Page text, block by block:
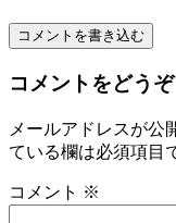
コメントを書き込む
コメントをどうぞ
メールアドレスが公
ている欄は必須項目
コメント ※